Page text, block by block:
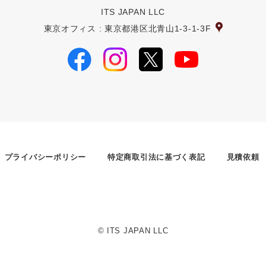
ITS JAPAN LLC
東京オフィス : 東京都港区北青山1-3-1-3F
プライバシーポリシー 特定商取引法に基づく表記 見積依頼
© ITS JAPAN LLC